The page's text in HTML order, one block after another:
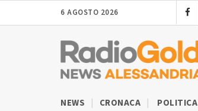
6 AGOSTO 2026
NEWS CRONACA POLITICA